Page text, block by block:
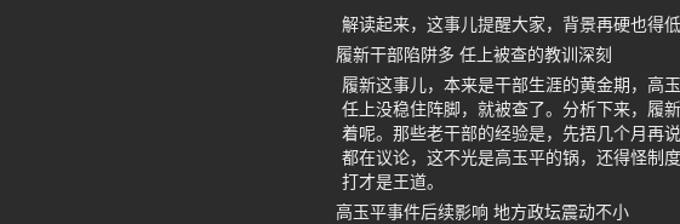
解读起来，这事儿提醒大家，背景再硬也得
履新干部陷阱多 任上被查的教训深刻
履新这事儿，本来是干部生涯的黄金期，高
任上没稳住阵脚，就被查了。分析下来，履
着呢。那些老干部的经验是，先捂几个月再
都在议论，这不光是高玉平的锅，还得怪制
打才是王道。
高玉平事件后续影响 地方政坛震动不小